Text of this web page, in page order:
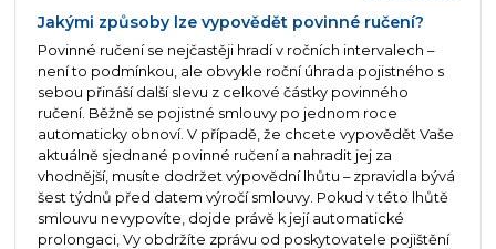
Jakými způsoby lze vypovědět povinné ručení?
Povinné ručení se nejčastěji hradí v ročních intervalech –
není to podmínkou, ale obvykle roční úhrada pojistného s
sebou přináší další slevu z celkové částky povinného
ručení. Běžně se pojistné smlouvy po jednom roce
automaticky obnoví. V případě, že chcete vypovědět Vaše
aktuálně sjednané povinné ručení a nahradit jej za
vhodnější, musíte dodržet výpovědní lhůtu – zpravidla bývá
šest týdnů před datem výročí smlouvy. Pokud v této lhůtě
smlouvu nevypovíte, dojde právě k její automatické
prolongaci, Vy obdržíte zprávu od poskytovatele pojištění